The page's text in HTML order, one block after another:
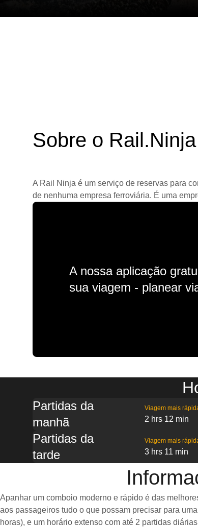
Sobre o Rail.Ninja
A Rail Ninja é um serviço de reservas para
de nenhuma empresa ferroviária. É uma
A nossa aplicação
sua viagem - planear
Partidas da
manhã
Viagem mais
2 hrs 12 min
Partidas da
tarde
Viagem mais
3 hrs 11 min
Apanhar um comboio moderno e rápido é das
aos passageiros tudo o que possam precisar para
horas), e um horário extenso com até 2 partidas